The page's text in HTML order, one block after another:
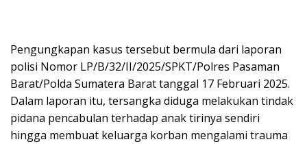
Pengungkapan kasus tersebut bermula dari laporan
polisi Nomor LP/B/32/II/2025/SPKT/Polres Pasaman
Barat/Polda Sumatera Barat tanggal 17 Februari 2025.
Dalam laporan itu, tersangka diduga melakukan tindak
pidana pencabulan terhadap anak tirinya sendiri
hingga membuat keluarga korban mengalami trauma